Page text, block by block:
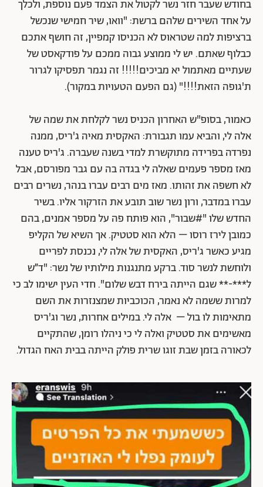
בחודש שעבר חזר נשר לקטול את הצמד פעם נוספת, ולכלך
על אחד השירים שלהם ברשת: "וואו, שיר חמישי שנכשל
ברציפות למה שטראוס לא הכניסו קמפיין, זה חושף אתכם
כבלוף שאתם. יש לי ממוצע גבוה ממכם על פודקאסט של
שעתיים מאתמול יא מביכים!!!!! זה נגמר תפסיקו לגרור
ת'גופה הזאת!!!!" (גם הפעם הטעויות במקור).
כאמור, בסופ"ש האחרון הכניס נשר לקלחת את שמה של
אלה לי, והביא עמו תגבורת: האקסית מאיה ג'ריס, ממנה
נפרדה בפרידה מתוקשרת למדי בשנה שעברה. ג'ריס טענה
מאז מספר פעמים שאלה לי בגדה בה עם גבר מפורסם, אבל
לא חשפה את זהותו. מאז מים רבים עברו בנהר, נשרים רבים
עברו במדבר, ורון נשר שוב תובע את הזרקור אליו. בשיר
החדש שלו "#שבור", הוא פותח פה על מספר אמנים, בהם
כמובן לירז רוסו – הלא הוא סטטיק. אך השיא של הקליפ
מגיע כאשר ג'ריס, האקסית של אלה לי, נכנסת לפריים
ולוחשת לנשר סוד. ברקע מתנגנות מילותיו של נשר: "ד״ש
ל***-** שגם הייתה בירח דבש שלום". חדי העין ישימו לב כי
למרות ששמה לא נאמר, הכוכביות שמצנזרות את השם
מתאימות לו בול – אלה לי. במילים אחרות, נשר וג'ריס
מאשימים את סטטיק ואלה לי כי ניהלו רומן, שהתקיים
לכאורה בזמן שבת זוגו שרית פולק הייתה בבית האח הגדול.